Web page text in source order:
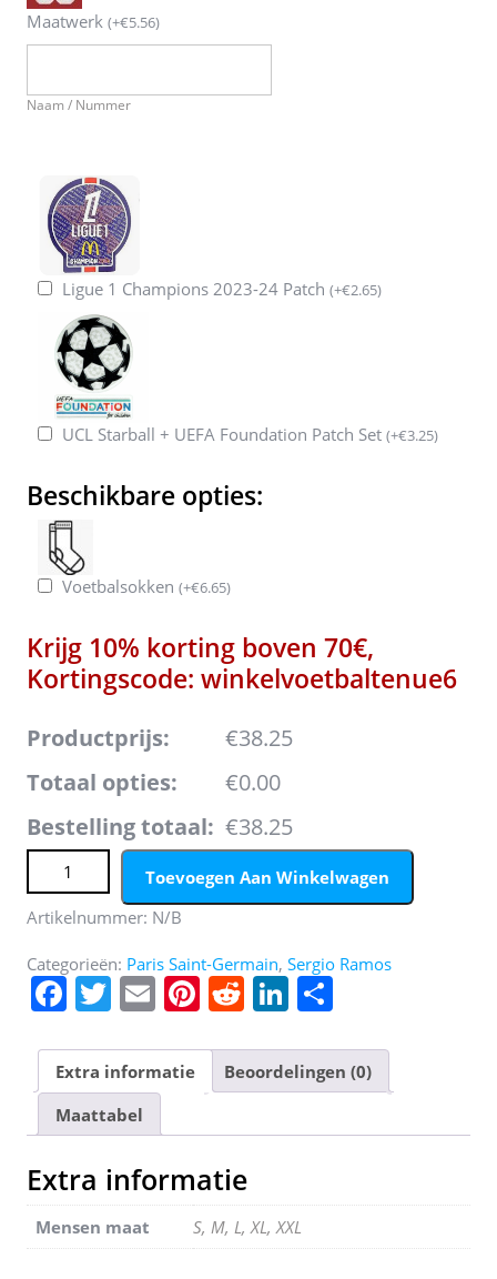
Maatwerk (+€5.56)
Naam / Nummer
Ligue 1 Champions 2023-24 Patch (+€2.65)
UCL Starball + UEFA Foundation Patch Set (+€3.25)
Beschikbare opties:
Voetbalsokken (+€6.65)
Krijg 10% korting boven 70€,
Kortingscode: winkelvoetbaltenue6
Productprijs:
€38.25
Totaal opties:
€0.00
Bestelling totaal: €38.25
Paris Saint-Germain Sergio Ramos #4 Derde tenue
Mensen 2022-23 Korte Mouw aantal
Toevoegen Aan Winkelwagen
Artikelnummer: N/B
Categorieën: Paris Saint-Germain, Sergio Ramos
F
c
e
b
o
o
k
T
itt
er
E
ai
l
Pi
er
e
st
R
d
di
t
Li
k
e
dI
e
n
Extra informatie
Beoordelingen (0)
Maattabel
Extra informatie
Mensen maat S, M, L, XL, XXL